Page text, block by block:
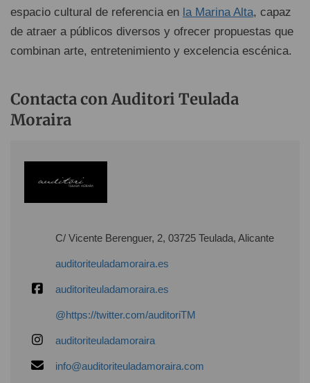
espacio cultural de referencia en la Marina Alta, capaz
de atraer a públicos diversos y ofrecer propuestas que
combinan arte, entretenimiento y excelencia escénica.
Contacta con Auditori Teulada
Moraira
C/ Vicente Berenguer, 2, 03725 Teulada, Alicante
auditoriteuladamoraira.es
auditoriteuladamoraira.es
@https://twitter.com/auditoriTM
auditoriteuladamoraira
info@auditoriteuladamoraira.com